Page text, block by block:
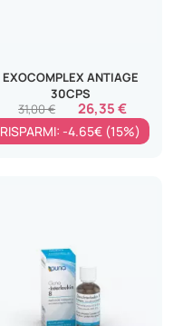
EXOCOMPLEX ANTIAGE
30CPS
26,35 €
31,00 €
RISPARMI: -4.65€ (15%)